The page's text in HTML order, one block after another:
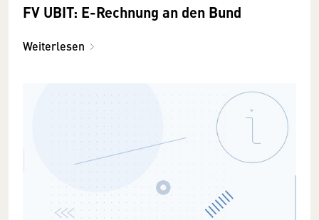
FV UBIT: E-Rechnung an den Bund
Weiterlesen